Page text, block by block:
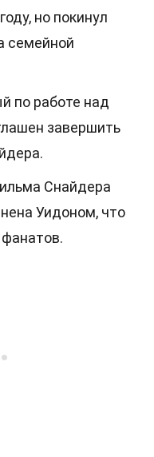
но покинул
семейной
по работе над
завершить
Снайдера
Уидоном, что